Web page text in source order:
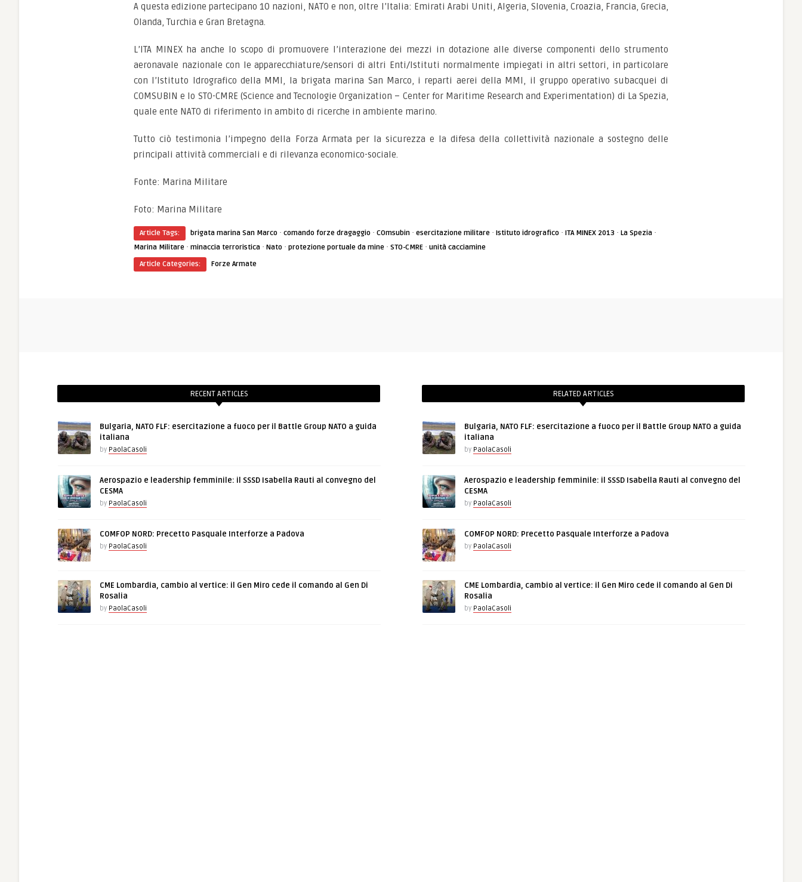
A questa edizione partecipano 10 nazioni, NATO e non, oltre l’Italia: Emirati Arabi Uniti, Algeria, Slovenia, Croazia, Francia, Grecia,
Olanda, Turchia e Gran Bretagna.
L’ITA MINEX ha anche lo scopo di promuovere l’interazione dei mezzi in dotazione alle diverse componenti dello strumento
aeronavale nazionale con le apparecchiature/sensori di altri Enti/Istituti normalmente impiegati in altri settori, in particolare
con l’Istituto Idrografico della MMI, la brigata marina San Marco, i reparti aerei della MMI, il gruppo operativo subacquei di
COMSUBIN e lo STO-CMRE (Science and Tecnologie Organization – Center for Maritime Research and Experimentation) di La Spezia,
quale ente NATO di riferimento in ambito di ricerche in ambiente marino.
Tutto ciò testimonia l’impegno della Forza Armata per la sicurezza e la difesa della collettività nazionale a sostegno delle
principali attività commerciali e di rilevanza economico-sociale.
Fonte: Marina Militare
Foto: Marina Militare
Article Tags: brigata marina San Marco · comando forze dragaggio · COmsubin · esercitazione militare · Istituto idrografico · ITA MINEX 2013 · La Spezia ·
Marina Militare · minaccia terroristica · Nato · protezione portuale da mine · STO-CMRE · unità cacciamine
Article Categories:
Forze Armate
RECENT ARTICLES
Bulgaria, NATO FLF: esercitazione a fuoco per il Battle Group NATO a guida
italiana
by PaolaCasoli
Aerospazio e leadership femminile: il SSSD Isabella Rauti al convegno del
CESMA
by PaolaCasoli
COMFOP NORD: Precetto Pasquale Interforze a Padova
by PaolaCasoli
CME Lombardia, cambio al vertice: il Gen Miro cede il comando al Gen Di
Rosalia
by PaolaCasoli
RELATED ARTICLES
Bulgaria, NATO FLF: esercitazione a fuoco per il Battle Group NATO a guida
italiana
by PaolaCasoli
Aerospazio e leadership femminile: il SSSD Isabella Rauti al convegno del
CESMA
by PaolaCasoli
COMFOP NORD: Precetto Pasquale Interforze a Padova
by PaolaCasoli
CME Lombardia, cambio al vertice: il Gen Miro cede il comando al Gen Di
Rosalia
by PaolaCasoli